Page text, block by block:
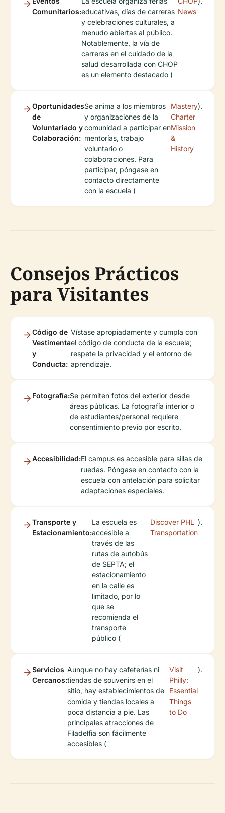
Comunitarios:educativas, días de carreras
y celebraciones culturales, a
menudo abiertas al público.
Notablemente, la vía de
carreras en el cuidado de la
salud desarrollada con CHOP
es un elemento destacado (
News
Oportunidades
de
Voluntariado y
Colaboración:
Se anima a los miembros
y organizaciones de la
comunidad a participar en
mentorías, trabajo
voluntario o
colaboraciones. Para
participar, póngase en
contacto directamente
con la escuela (
Mastery
Charter
Mission
&
History
).
Consejos Prácticos
para Visitantes
Código de
Vestimenta
y
Conducta:
Vístase apropiadamente y cumpla con
el código de conducta de la escuela;
respete la privacidad y el entorno de
aprendizaje.
Fotografía:Se permiten fotos del exterior desde
áreas públicas. La fotografía interior o
de estudiantes/personal requiere
consentimiento previo por escrito.
Accesibilidad:El campus es accesible para sillas de
ruedas. Póngase en contacto con la
escuela con antelación para solicitar
adaptaciones especiales.
Transporte y
Estacionamiento:
La escuela es
accesible a
través de las
rutas de autobús
de SEPTA; el
estacionamiento
en la calle es
limitado, por lo
que se
recomienda el
transporte
público (
Discover PHL
Transportation
).
Servicios
Cercanos:
Aunque no hay cafeterías ni
tiendas de souvenirs en el
sitio, hay establecimientos de
comida y tiendas locales a
poca distancia a pie. Las
principales atracciones de
Filadelfia son fácilmente
accesibles (
Visit
Philly:
Essential
Things
to Do
).